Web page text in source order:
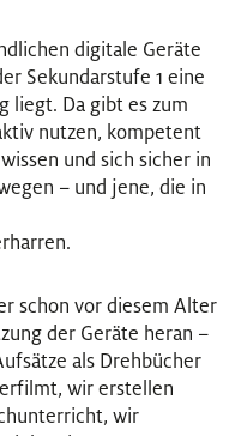
digitale Geräte
Sekundarstufe 1 eine
liegt. Da gibt es zum
nutzen, kompetent
und sich sicher in
– und jene, die in
schon vor diesem Alter
der Geräte heran –
als Drehbücher
wir erstellen
wir